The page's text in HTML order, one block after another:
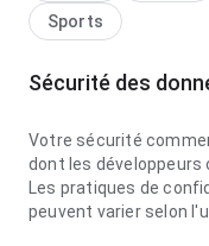
Sports
Sécurité des
Votre sécurité
dont les
Les pratiques de
peuvent varier selon